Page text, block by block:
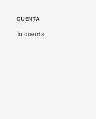
CUENTA
Tu cuenta